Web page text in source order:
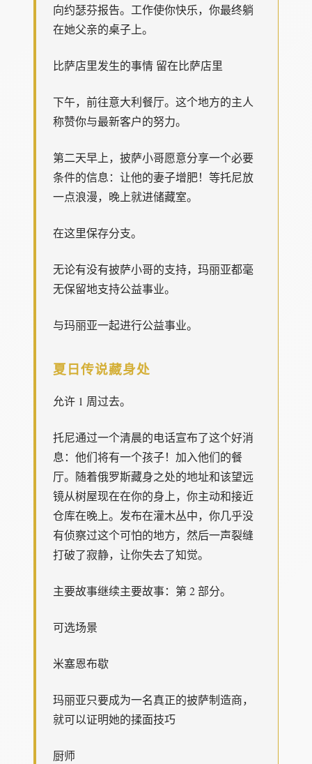
向约瑟芬报告。工作使你快乐，你最终躺
在她父亲的桌子上。
比萨店里发生的事情 留在比萨店里
下午，前往意大利餐厅。这个地方的主人
称赞你与最新客户的努力。
第二天早上，披萨小哥愿意分享一个必要
条件的信息：让他的妻子增肥！等托尼放
一点浪漫，晚上就进储藏室。
在这里保存分支。
无论有没有披萨小哥的支持，玛丽亚都毫
无保留地支持公益事业。
与玛丽亚一起进行公益事业。
夏日传说藏身处
允许 1 周过去。
托尼通过一个清晨的电话宣布了这个好消
息：他们将有一个孩子！加入他们的餐
厅。随着俄罗斯藏身之处的地址和该望远
镜从树屋现在在你的身上，你主动和接近
仓库在晚上。发布在灌木丛中，你几乎没
有侦察过这个可怕的地方，然后一声裂缝
打破了寂静，让你失去了知觉。
主要故事继续主要故事：第 2 部分。
可选场景
米塞恩布歇
玛丽亚只要成为一名真正的披萨制造商，
就可以证明她的揉面技巧
厨师